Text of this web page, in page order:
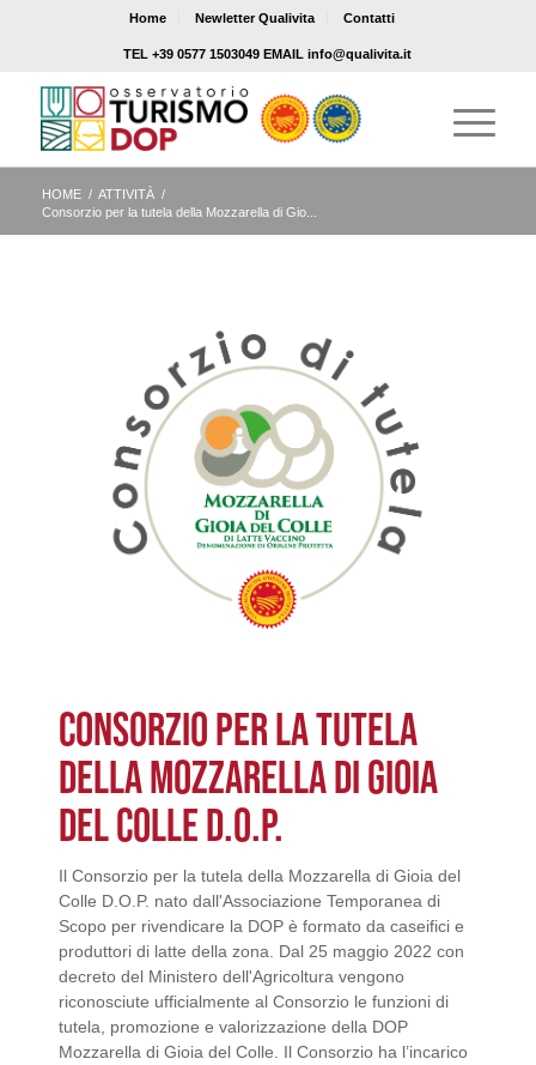
Home Newletter Qualivita Contatti
TEL +39 0577 1503049 EMAIL info@qualivita.it
HOME / ATTIVITÀ /
Consorzio per la tutela della Mozzarella di Gio...
CONSORZIO PER LA TUTELA
DELLA MOZZARELLA DI GIOIA
DEL COLLE D.O.P.
Il Consorzio per la tutela della Mozzarella di Gioia del
Colle D.O.P. nato dall'Associazione Temporanea di
Scopo per rivendicare la DOP è formato da caseifici e
produttori di latte della zona. Dal 25 maggio 2022 con
decreto del Ministero dell'Agricoltura vengono
riconosciute ufficialmente al Consorzio le funzioni di
tutela, promozione e valorizzazione della DOP
Mozzarella di Gioia del Colle. Il Consorzio ha l’incarico